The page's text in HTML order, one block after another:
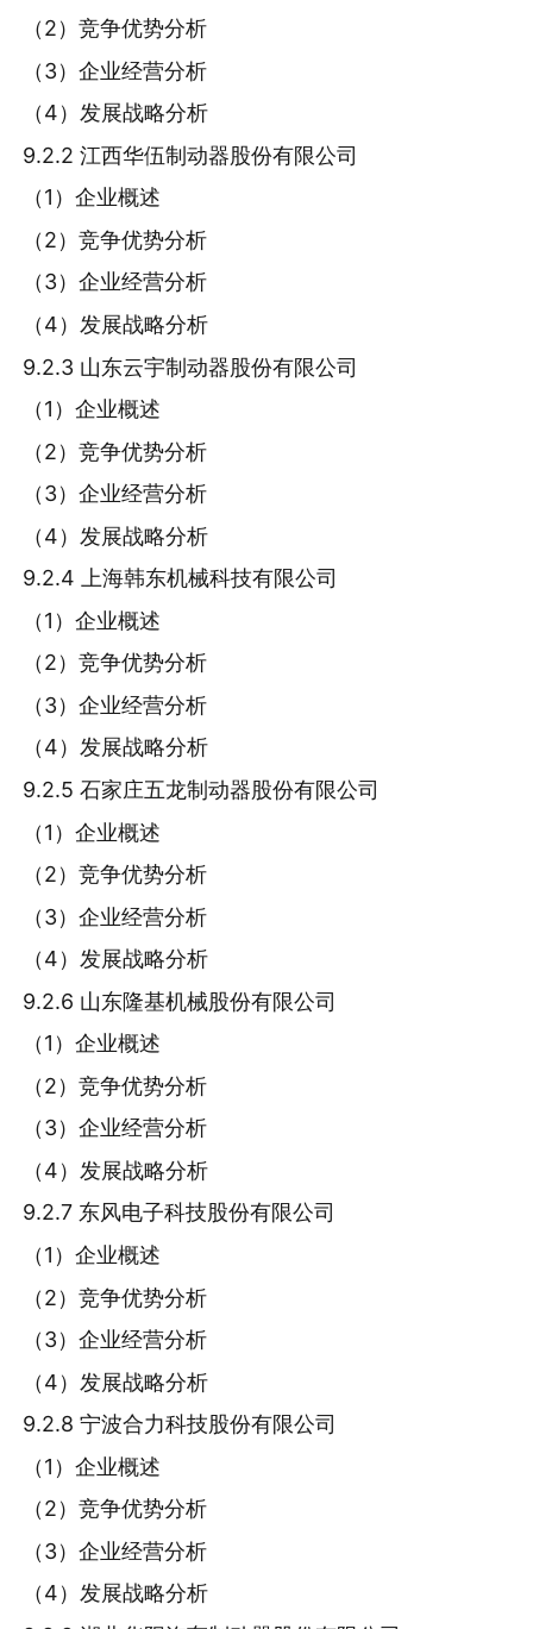
（2）竞争优势分析
（3）企业经营分析
（4）发展战略分析
9.2.2 江西华伍制动器股份有限公司
（1）企业概述
（2）竞争优势分析
（3）企业经营分析
（4）发展战略分析
9.2.3 山东云宇制动器股份有限公司
（1）企业概述
（2）竞争优势分析
（3）企业经营分析
（4）发展战略分析
9.2.4 上海韩东机械科技有限公司
（1）企业概述
（2）竞争优势分析
（3）企业经营分析
（4）发展战略分析
9.2.5 石家庄五龙制动器股份有限公司
（1）企业概述
（2）竞争优势分析
（3）企业经营分析
（4）发展战略分析
9.2.6 山东隆基机械股份有限公司
（1）企业概述
（2）竞争优势分析
（3）企业经营分析
（4）发展战略分析
9.2.7 东风电子科技股份有限公司
（1）企业概述
（2）竞争优势分析
（3）企业经营分析
（4）发展战略分析
9.2.8 宁波合力科技股份有限公司
（1）企业概述
（2）竞争优势分析
（3）企业经营分析
（4）发展战略分析